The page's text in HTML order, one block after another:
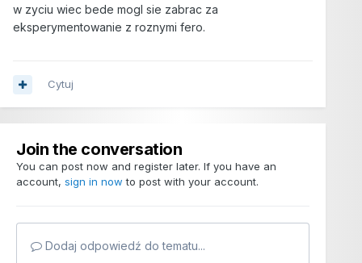
w zyciu wiec bede mogl sie zabrac za
eksperymentowanie z roznymi fero.
Cytuj
Join the conversation
You can post now and register later. If you have an
account, sign in now to post with your account.
Dodaj odpowiedź do tematu...